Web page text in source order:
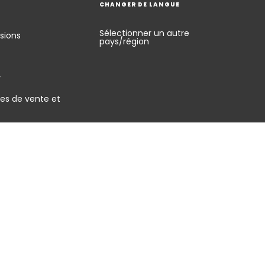
de vente et
CHANGER DE LANGUE
Sélectionner un autre
pays/région